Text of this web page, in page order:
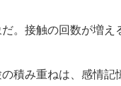
。接触の回数が増
積み重ねは、感情記